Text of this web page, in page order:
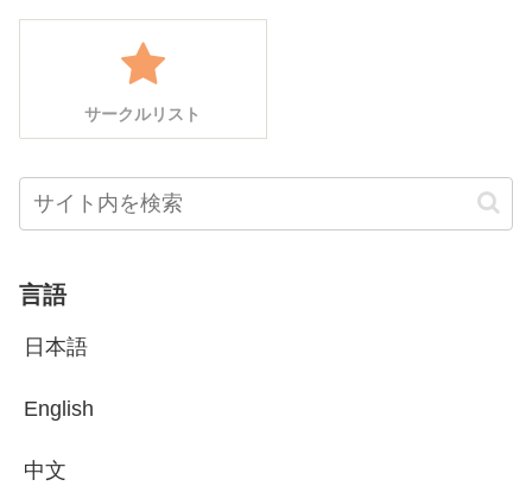
サークルリスト
言語
日本語
English
中文